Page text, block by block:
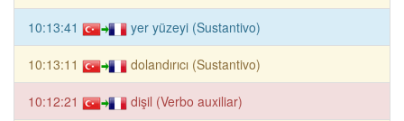
10:13:41 yer yüzeyi (Sustantivo)
10:13:11 dolandırıcı (Sustantivo)
10:12:21 dişil (Verbo auxiliar)